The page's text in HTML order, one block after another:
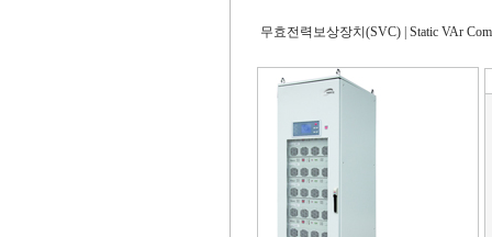
무효전력보상장치(SVC) | Static VAr